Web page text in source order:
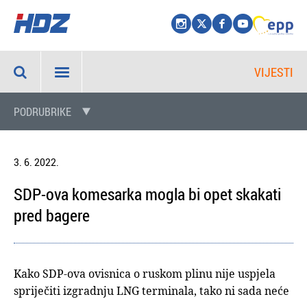
VIJESTI
PODRUBRIKE
3. 6. 2022.
SDP-ova komesarka mogla bi opet skakati
pred bagere
Kako SDP-ova ovisnica o ruskom plinu nije uspjela
spriječiti izgradnju LNG terminala, tako ni sada neće